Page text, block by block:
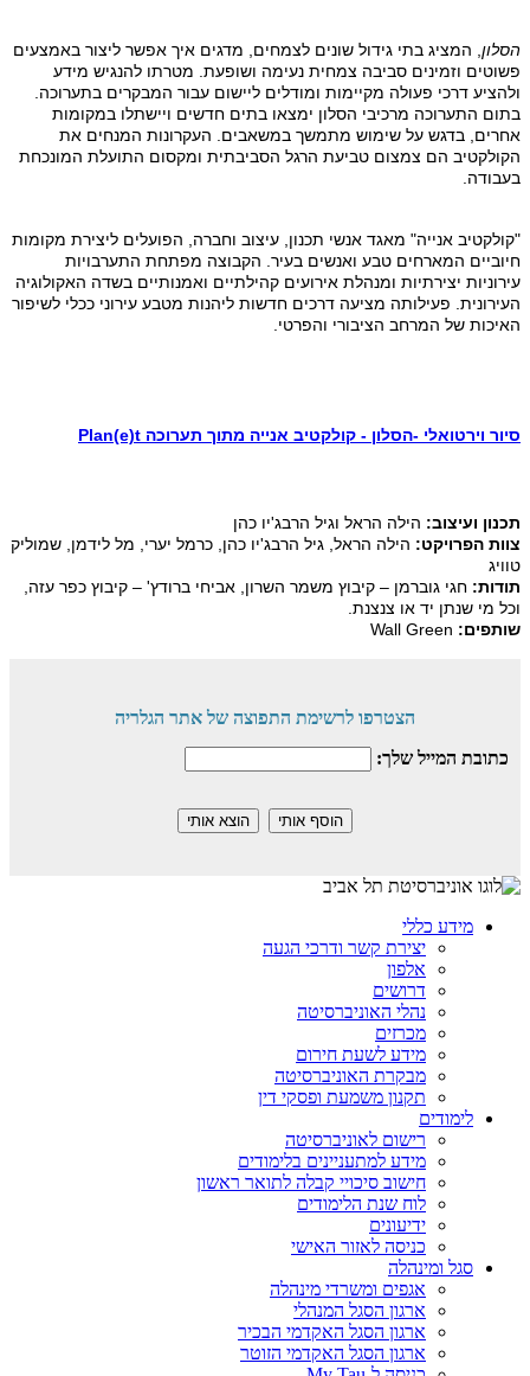
הסלון, המציג בתי גידול שונים לצמחים, מדגים איך אפשר ליצור באמצעים
פשוטים וזמינים סביבה צמחית נעימה ושופעת. מטרתו להנגיש מידע
ולהציע דרכי פעולה מקיימות ומודלים ליישום עבור המבקרים בתערוכה.
בתום התערוכה מרכיבי הסלון ימצאו בתים חדשים ויישתלו במקומות
אחרים, בדגש על שימוש מתמשך במשאבים. העקרונות המנחים את
הקולקטיב הם צמצום טביעת הרגל הסביבתית ומקסום התועלת המונכחת
בעבודה.
"קולקטיב אנייה" מאגד אנשי תכנון, עיצוב וחברה, הפועלים ליצירת מקומות
חיוביים המארחים טבע ואנשים בעיר. הקבוצה מפתחת התערבויות
עירוניות יצירתיות ומנהלת אירועים קהילתיים ואמנותיים בשדה האקולוגיה
העירונית. פעילותה מציעה דרכים חדשות ליהנות מטבע עירוני ככלי לשיפור
האיכות של המרחב הציבורי והפרטי.
סיור וירטואלי -הסלון - קולקטיב אנייה מתוך תערוכה Plan(e)t
תכנון ועיצוב: הילה הראל וגיל הרבג'יו כהן
צוות הפרויקט: הילה הראל, גיל הרבג'יו כהן, כרמל יערי, מל לידמן, שמוליק
טוויג
תודות: חגי גוברמן – קיבוץ משמר השרון, אביחי ברודץ' – קיבוץ כפר עזה,
וכל מי שנתן יד או צנצנת.
שותפים: Wall Green
הצטרפו לרשימת התפוצה של אתר הגלריה
כתובת המייל שלך:
מידע כללי
יצירת קשר ודרכי הגעה
אלפון
דרושים
נהלי האוניברסיטה
מכרזים
מידע לשעת חירום
מבקרת האוניברסיטה
תקנון משמעת ופסקי דין
לימודים
רישום לאוניברסיטה
מידע למתעניינים בלימודים
חישוב סיכויי קבלה לתואר ראשון
לוח שנת הלימודים
ידיעונים
כניסה לאזור האישי
סגל ומינהלה
אגפים ומשרדי מינהלה
ארגון הסגל המנהלי
ארגון הסגל האקדמי הבכיר
ארגון הסגל האקדמי הזוטר